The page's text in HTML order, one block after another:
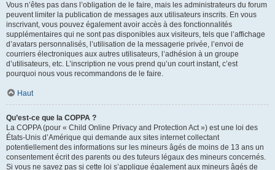
Vous n’êtes pas dans l’obligation de le faire, mais les administrateurs du forum
peuvent limiter la publication de messages aux utilisateurs inscrits. En vous
inscrivant, vous pouvez également avoir accès à des fonctionnalités
supplémentaires qui ne sont pas disponibles aux visiteurs, tels que l’affichage
d’avatars personnalisés, l’utilisation de la messagerie privée, l’envoi de
courriers électroniques aux autres utilisateurs, l’adhésion à un groupe
d’utilisateurs, etc. L’inscription ne vous prend qu’un court instant, c’est
pourquoi nous vous recommandons de le faire.
Haut
Qu’est-ce que la COPPA ?
La COPPA (pour « Child Online Privacy and Protection Act ») est une loi des
États-Unis d’Amérique qui demande aux sites internet collectant
potentiellement des informations sur les mineurs âgés de moins de 13 ans un
consentement écrit des parents ou des tuteurs légaux des mineurs concernés.
Si vous ne savez pas si cette loi s’applique également aux mineurs âgés de